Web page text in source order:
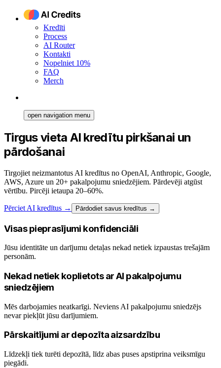
Kredīti
Process
AI Router
Kontakti
Nopelniet 10%
FAQ
Merch
open navigation menu
Tirgus vieta AI kredītu pirkšanai un
pārdošanai
Tirgojiet neizmantotus AI kredītus no OpenAI, Anthropic, Google,
AWS, Azure un 20+ pakalpojumu sniedzējiem. Pārdevēji atgūst
vērtību. Pircēji ietaupa 20–60%.
Pērciet AI kredītus → Pārdodiet savus kredītus →
Visas pieprasījumi konfidenciāli
Jūsu identitāte un darījumu detaļas nekad netiek izpaustas trešajām
personām.
Nekad netiek koplietots ar AI pakalpojumu
sniedzējiem
Mēs darbojamies neatkarīgi. Neviens AI pakalpojumu sniedzējs
nevar piekļūt jūsu darījumiem.
Pārskaitījumi ar depozīta aizsardzību
Līdzekļi tiek turēti depozītā, līdz abas puses apstiprina veiksmīgu
piegādi.